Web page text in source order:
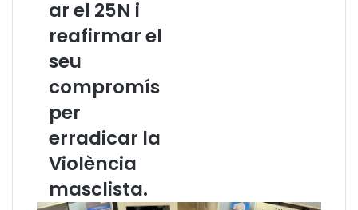
A
d
o
c
c
i
d
e
C
ar el 25N i
reafirmar el
seu
compromís
per
erradicar la
Violència
masclista.
l